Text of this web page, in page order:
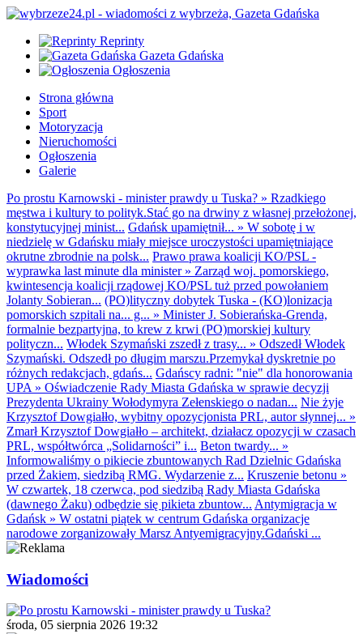
Reprinty
Gazeta Gdańska
Ogłoszenia
Strona główna
Sport
Motoryzacja
Nieruchomości
Ogłoszenia
Galerie
Po prostu Karnowski - minister prawdy u Tuska? » Rzadkiego
męstwa i kultury to polityk.Stać go na drwiny z własnej przełożonej,
konstytucyjnej minist... Gdańsk upamiętnił... » W sobotę i w
niedzielę w Gdańsku miały miejsce uroczystości upamiętniające
okrutne zbrodnie na polsk... Prawo prawa koalicji KO/PSL -
wyprawka last minute dla minister» Zarząd woj. pomorskiego,
kwintesencja koalicji rządowej KO/PSL tuż przed powołaniem
Jolanty Sobieran... (PO)lityczny dobytek Tuska - (KO)lonizacja
pomorskich szpitali na... g... » Minister J. Sobierańska-Grenda,
formalnie bezpartyjna, to krew z krwi (PO)morskiej kultury
polityczn... Włodek Szymański zszedł z trasy... » Odszedł Włodek
Szymański. Odszedł po długim marszu.Przemykał dyskretnie po
różnych redakcjach, gdańs... Gdańscy radni: "nie" dla honorowania
UPA » Oświadczenie Rady Miasta Gdańska w sprawie decyzji
Prezydenta Ukrainy Wołodymyra Zełenskiego o nadan... Nie żyje
Krzysztof Dowgiałło, wybitny opozycjonista PRL, autor słynnej... »
Zmarł Krzysztof Dowgiałło – architekt, działacz opozycji w czasach
PRL, współtwórca „Solidarności” i... Beton twardy... »
Informowaliśmy o pikiecie zbuntowanych Rad Dzielnic Gdańska
przed Żakiem, siedzibą RMG. Wydarzenie z... Kruszenie betonu »
W czwartek, 18 czerwca, pod siedzibą Rady Miasta Gdańska
(dawnego Żaku) odbędzie się pikieta zbuntow... Antymigracja w
Gdańsk » W ostatni piątek w centrum Gdańska organizacje
narodowe zorganizowały Marsz Antyemigracyjny.Gdański ...
Wiadomości
środa, 05 sierpnia 2026 19:32